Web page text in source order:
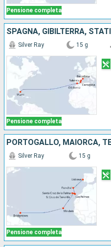
Pensione completa
SPAGNA, GIBILTERRA,
Pensione completa
Silver Ray 15 g
Pensione completa
Silver Ray 15 g